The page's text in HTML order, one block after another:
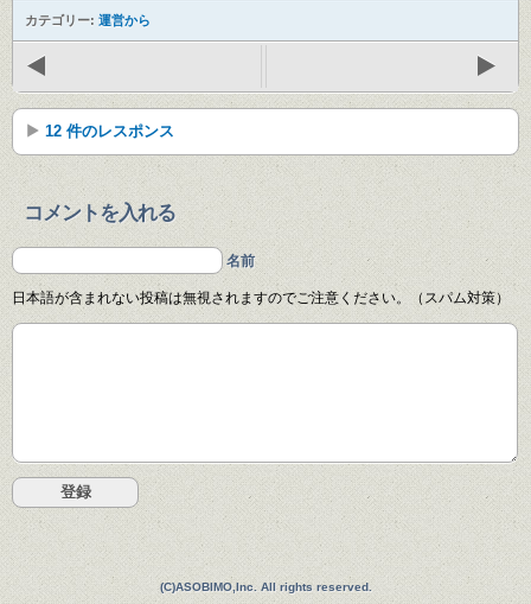
カテゴリー: 運営から
12 件のレスポンス
コメントを入れる
名前
日本語が含まれない投稿は無視されますのでご注意ください。（スパム対策）
(C)ASOBIMO,Inc. All rights reserved.